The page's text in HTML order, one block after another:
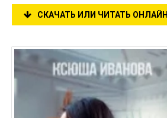
СКАЧАТЬ ИЛИ ЧИТАТЬ ОНЛАЙН